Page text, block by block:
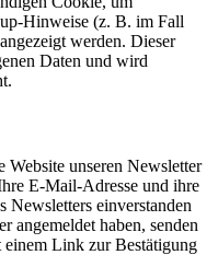
Hinweise (z. B. im Fall
werden. Dieser
Daten und wird
Website unseren Newsletter
E-Mail-Adresse und ihre
Newsletters einverstanden
angemeldet haben, senden
Link zur Bestätigung